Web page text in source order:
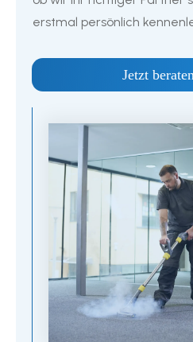
erstmal persönlich
Jetzt